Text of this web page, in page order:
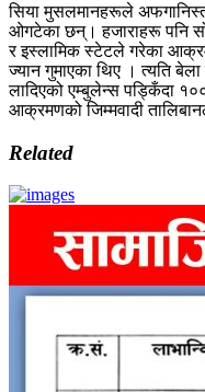
सिया मुसलमानहरूले
ओगटेका छन्। हजाराहरू पनि
र इस्लामिक स्टेटले गरेका
ज्यान गुमाएका थिए । त्यति बेला
लादिएको एम्बुलेन्स पड्किँदा
आक्रमणको जिम्मवादी
Related